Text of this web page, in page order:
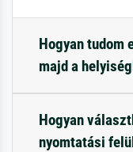
Hogyan tudom
majd a
Hogyan
nyomtatási